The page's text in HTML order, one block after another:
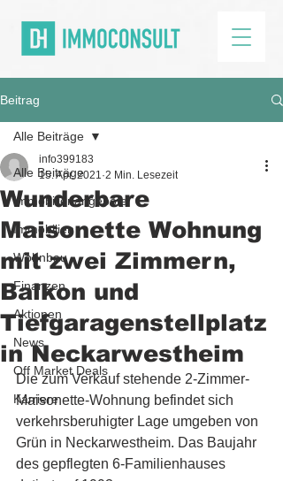
Beitrag
Alle Beiträge
Immobilienangebote
Immobilien
Wohnbau
Finanzen
Aktionen
News
Off Market Deals
Karriere
Alle Beiträge
Wunderbare
Maisonette Wohnung
mit zwei Zimmern,
Balkon und
Tiefgaragenstellplatz
in Neckarwestheim
info399183
15. Apr. 2021 2 Min. Lesezeit
Die zum Verkauf stehende 2-Zimmer-
Maisonette-Wohnung befindet sich
verkehrsberuhigter Lage umgeben von
Grün in Neckarwestheim. Das Baujahr
des gepflegten 6-Familienhauses